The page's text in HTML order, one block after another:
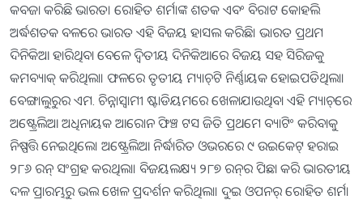
କବଜା କରିଛି ଭାରତ। ରୋହିତ ଶର୍ମାଙ୍କ ଶତକ ଏବଂ ବିରାଟ କୋହଲି
ଅର୍ଦ୍ଧଶତକ ବଳରେ ଭାରତ ଏହି ବିଜୟ ହାସଲ କରିଛି। ଭାରତ ପ୍ରଥମ
ଦିନିକିଆ ହାରିଥିବା ବେଳେ ଦ୍ୱିତୀୟ ଦିନିକିଆରେ ବିଜୟ ସହ ସିରିଜକୁ
କମବ୍ୟାକ୍‌ କରିଥିଲା। ଫଳରେ ତୃତୀୟ ମ୍ୟାଚ୍‌ଟି ନିର୍ଣ୍ଣାୟକ ହୋଇପଡିଥିଲା।
ବେଙ୍ଗାଲୁରୁର ଏମ. ଚିନ୍ନାସ୍ବାମୀ ଷ୍ଟାଡିୟମରେ ଖେଳାଯାଉଥିବା ଏହି ମ୍ୟାଚ୍‌ରେ
ଅଷ୍ଟ୍ରେଲିଆ ଅଧିନାୟକ ଆରୋନ ଫିଞ୍ଚ ଟସ ଜିତି ପ୍ରଥମେ ବ୍ୟାଟିଂ କରିବାକୁ
ନିଷ୍ପତ୍ତି ନେଇଥିଲେ। ଅଷ୍ଟ୍ରେଲିଆ ନିର୍ଦ୍ଧାରିତ ଓଭରରେ ୯ ଉଇକେଟ୍‌ ହରାଇ
୨୮୬ ରନ୍‌ ସଂଗ୍ରହ କରଥିଲା। ବିଜୟଲକ୍ଷ୍ୟ ୨୮୭ ରନ୍‌ର ପିଛା କରି ଭାରତୀୟ
ଦଳ ପ୍ରାରମ୍ଭରୁ ଭଲ ଖେଳ ପ୍ରଦର୍ଶନ କରିଥିଲା। ଦୁଇ ଓପନର୍‌ ରୋହିତ ଶର୍ମା